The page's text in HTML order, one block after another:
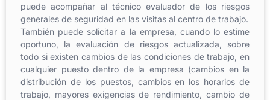
puede acompañar al técnico evaluador de los riesgos
generales de seguridad en las visitas al centro de trabajo.
También puede solicitar a la empresa, cuando lo estime
oportuno, la evaluación de riesgos actualizada, sobre
todo si existen cambios de las condiciones de trabajo, en
cualquier puesto dentro de la empresa (cambios en la
distribución de los puestos, cambios en los horarios de
trabajo, mayores exigencias de rendimiento, cambio de